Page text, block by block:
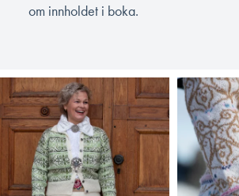
om innholdet i boka.